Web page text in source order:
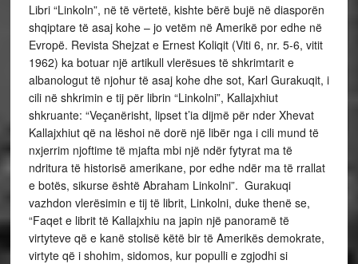
Libri “Linkoln”, në të vërtetë, kishte bërë bujë në diasporën
shqiptare të asaj kohe – jo vetëm në Amerikë por edhe në
Evropë. Revista Shejzat e Ernest Koliqit (Viti 6, nr. 5-6, vitit
1962) ka botuar një artikull vlerësues të shkrimtarit e
albanologut të njohur të asaj kohe dhe sot, Karl Gurakuqit, i
cili në shkrimin e tij për librin “Linkolni”, Kallajxhiut
shkruante: “Veçanërisht, lipset t’ia dijmë për nder Xhevat
Kallajxhiut që na lëshoi në dorë një libër nga i cili mund të
nxjerrim njoftime të mjafta mbi një ndër fytyrat ma të
ndritura të historisë amerikane, por edhe ndër ma të rrallat
e botës, sikurse është Abraham Linkolni”. Gurakuqi
vazhdon vlerësimin e tij të librit, Linkolni, duke thenë se,
“Faqet e librit të Kallajxhiu na japin një panoramë të
virtyteve që e kanë stolisë këtë bir të Amerikës demokrate,
virtyte që i shohim, sidomos, kur populli e zgjodhi si